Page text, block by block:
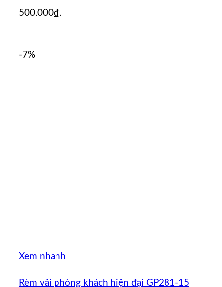
500.000₫.
-7%
Xem nhanh
Rèm vải phòng khách hiện đại GP281-15